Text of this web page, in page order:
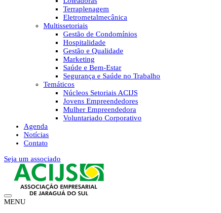
Terraplenagem
Eletrometalmecânica
Multissetoriais
Gestão de Condomínios
Hospitalidade
Gestão e Qualidade
Marketing
Saúde e Bem-Estar
Segurança e Saúde no Trabalho
Temáticos
Núcleos Setoriais ACIJS
Jovens Empreendedores
Mulher Empreendedora
Voluntariado Corporativo
Agenda
Notícias
Contato
Seja um associado
MENU